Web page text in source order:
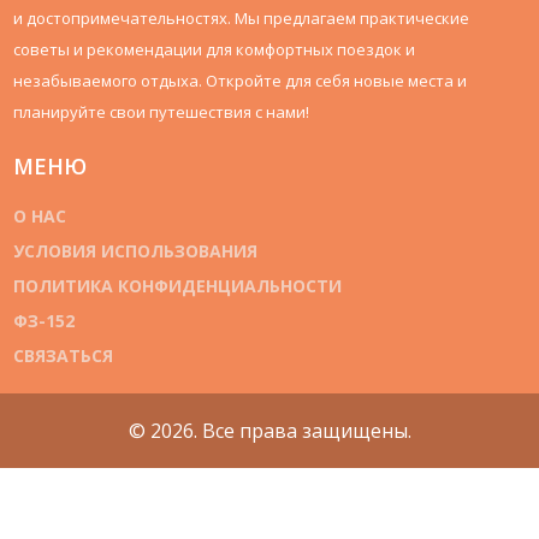
и достопримечательностях. Мы предлагаем практические
советы и рекомендации для комфортных поездок и
незабываемого отдыха. Откройте для себя новые места и
планируйте свои путешествия с нами!
МЕНЮ
О НАС
УСЛОВИЯ ИСПОЛЬЗОВАНИЯ
ПОЛИТИКА КОНФИДЕНЦИАЛЬНОСТИ
ФЗ-152
СВЯЗАТЬСЯ
© 2026. Все права защищены.